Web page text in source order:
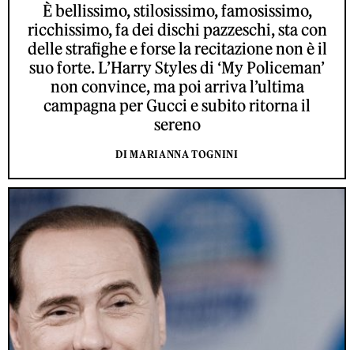
È bellissimo, stilosissimo, famosissimo,
ricchissimo, fa dei dischi pazzeschi, sta con
delle strafighe e forse la recitazione non è il
suo forte. L’Harry Styles di ‘My Policeman’
non convince, ma poi arriva l’ultima
campagna per Gucci e subito ritorna il
sereno
DI MARIANNA TOGNINI